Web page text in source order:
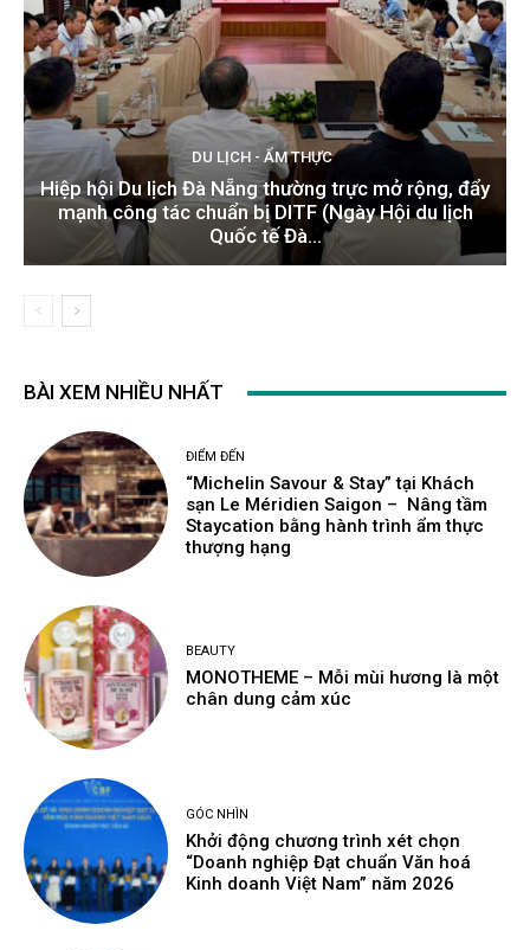
DU LỊCH - ẨM THỰC
Hiệp hội Du lịch Đà Nẵng thường trực mở rộng, đẩy
mạnh công tác chuẩn bị DITF (Ngày Hội du lịch
Quốc tế Đà...
BÀI XEM NHIỀU NHẤT
ĐIỂM ĐẾN
“Michelin Savour & Stay” tại Khách
sạn Le Méridien Saigon – Nâng tầm
Staycation bằng hành trình ẩm thực
thượng hạng
BEAUTY
MONOTHEME – Mỗi mùi hương là một
chân dung cảm xúc
GÓC NHÌN
Khởi động chương trình xét chọn
“Doanh nghiệp Đạt chuẩn Văn hoá
Kinh doanh Việt Nam” năm 2026